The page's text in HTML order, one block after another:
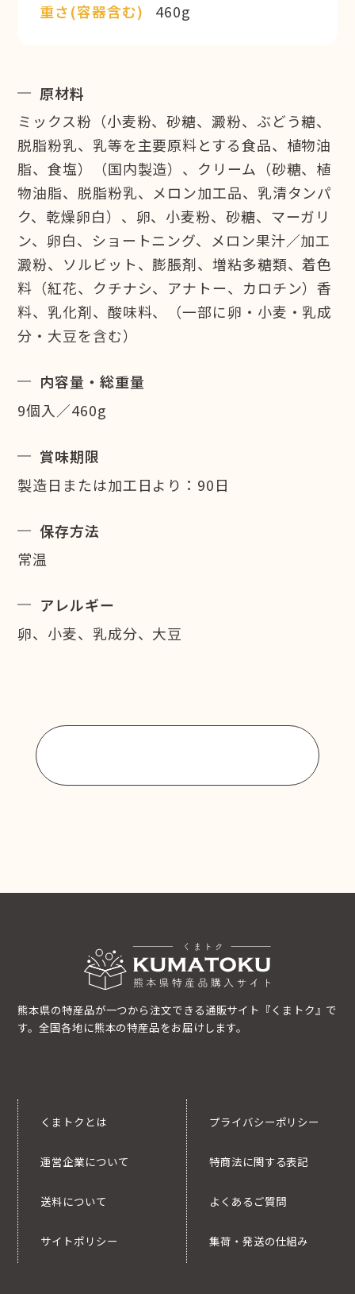
重さ(容器含む)
460g
原材料
ミックス粉（小麦粉、砂糖、澱粉、ぶどう糖、
脱脂粉乳、乳等を主要原料とする食品、植物油
脂、食塩）（国内製造）、クリーム（砂糖、植
物油脂、脱脂粉乳、メロン加工品、乳清タンパ
ク、乾燥卵白）、卵、小麦粉、砂糖、マーガリ
ン、卵白、ショートニング、メロン果汁／加工
澱粉、ソルビット、膨脹剤、増粘多糖類、着色
料（紅花、クチナシ、アナトー、カロチン）香
料、乳化剤、酸味料、（一部に卵・小麦・乳成
分・大豆を含む）
内容量・総重量
9個入／460g
賞味期限
製造日または加工日より：90日
保存方法
常温
アレルギー
卵、小麦、乳成分、大豆
熊本県の特産品が一つから注文できる通販サイト『くまトク』で
す。全国各地に熊本の特産品をお届けします。
くまトクとは
運営企業について
送料について
サイトポリシー
プライバシーポリシー
特商法に関する表記
よくあるご質問
集荷・発送の仕組み